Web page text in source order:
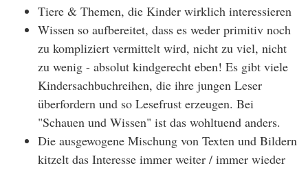
Tiere & Themen, die Kinder wirklich interessieren
Wissen so aufbereitet, dass es weder primitiv noch
zu kompliziert vermittelt wird, nicht zu viel, nicht
zu wenig - absolut kindgerecht eben! Es gibt viele
Kindersachbuchreihen, die ihre jungen Leser
überfordern und so Lesefrust erzeugen. Bei
"Schauen und Wissen" ist das wohltuend anders.
Die ausgewogene Mischung von Texten und Bildern
kitzelt das Interesse immer weiter / immer wieder